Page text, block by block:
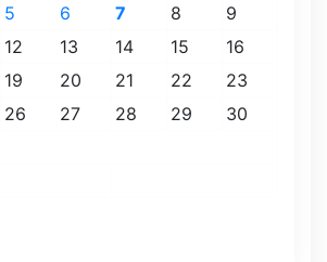
5 6 7 8
9
12 13 14 15
16
19 20 21 22
23
26 27 28 29
30